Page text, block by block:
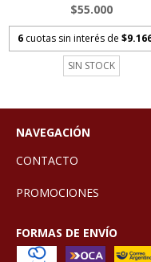
$55.000
6 cuotas sin interés de
SIN STOCK
NAVEGACIÓN
CONTACTO
PROMOCIONES
FORMAS DE ENVÍO